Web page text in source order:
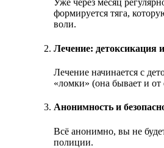
Уже через месяц
формируется тяга,
воли.
Лечение: детоксикация
Лечение начинается с
«ломки» (она бывает и от
Анонимность и
Всё анонимно, вы не
полиции.